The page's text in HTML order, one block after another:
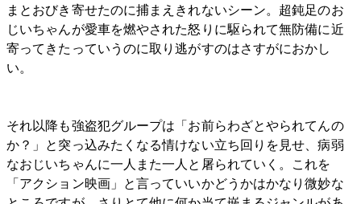
まとおびき寄せたのに捕まえきれないシーン。超鈍足のお
じいちゃんが愛車を燃やされた怒りに駆られて無防備に近
寄ってきたっていうのに取り逃がすのはさすがにおかし
い。
それ以降も強盗犯グループは「お前らわざとやられてんの
か？」と突っ込みたくなる情けない立ち回りを見せ、病弱
なおじいちゃんに一人また一人と屠られていく。これを
「アクション映画」と言っていいかどうかはかなり微妙な